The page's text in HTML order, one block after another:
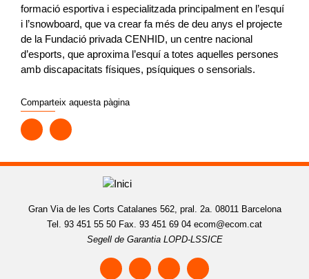
formació esportiva i especialitzada principalment en l’esquí
i l’snowboard, que va crear fa més de deu anys el projecte
de la Fundació privada CENHID, un centre nacional
d’esports, que aproxima l’esquí a totes aquelles persones
amb discapacitats físiques, psíquiques o sensorials.
Comparteix aquesta pàgina
Gran Via de les Corts Catalanes 562, pral. 2a. 08011 Barcelona
Tel. 93 451 55 50 Fax. 93 451 69 04 ecom@ecom.cat
Segell de Garantia LOPD-LSSICE